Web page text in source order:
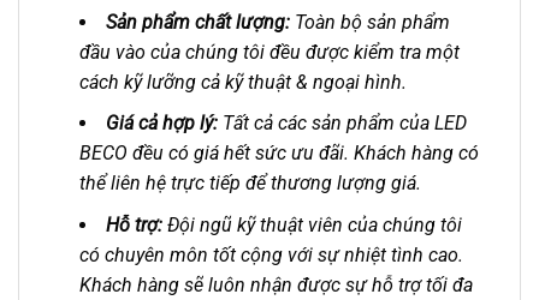
Sản phẩm chất lượng: Toàn bộ sản phẩm
đầu vào của chúng tôi đều được kiểm tra một
cách kỹ lưỡng cả kỹ thuật & ngoại hình.
Giá cả hợp lý: Tất cả các sản phẩm của LED
BECO đều có giá hết sức ưu đãi. Khách hàng có
thể liên hệ trực tiếp để thương lượng giá.
Hỗ trợ: Đội ngũ kỹ thuật viên của chúng tôi
có chuyên môn tốt cộng với sự nhiệt tình cao.
Khách hàng sẽ luôn nhận được sự hỗ trợ tối đa